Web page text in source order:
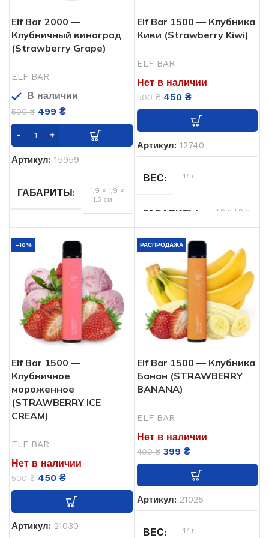
АКУМУЛЯТОР
USB ЗАРЯДКА
ТИП POD СИСТЕМЫ
ОБЬЕМ
ВКУСЫ Арбуз,Клубника
АКУМУЛЯТОР
USB ЗАРЯДКА
Elf Bar 2000 —
Клубничный виноград
(Strawberry Grape)
ELF BAR
В наличии
500₴ 499 ₴
Артикул: 15959
ГАБАРИТЫ
1,9 × 1,9 ×
11,5 см
Виноград,
Клубника
ЗАТЯЖЕК 2000
АКУМУЛЯТОР
1200
мАч
НИКОТИНА 5%
ОБЪЁМ ЖИДКОСТИ
6.5
мл
USB ЗАРЯДКА
ТИП POD СИСТЕМЫ Одноразовая
БРЕНД ELF BAR
Elf Bar 1500 — Клубника
Киви (Strawberry Kiwi)
ELF BAR
Нет в наличии
500₴ 450 ₴
Артикул: 12740
ВЕС 47 г
ГАБАРИТЫ
1,9 × 1,9 ×
ВКУСЫ Киви Клубника
ТИП POD СИСТЕМЫ
ЗАТЯЖЕК 1500
АКУМУЛЯТОР
850
мАч
ОБЪЁМ ЖИДКОСТИ
ELF BAR
USB ЗАРЯДКА
-10%
Elf Bar 1500 —
Клубничное
мороженное
(STRAWBERRY ICE
CREAM)
ELF BAR
Нет в наличии
500₴ 450 ₴
Артикул: 21030
РАСПРОДАЖА
Elf Bar 1500 — Клубника
Банан (STRAWBERRY
BANANA)
ELF BAR
Нет в наличии
400₴ 399 ₴
Артикул: 21025
ВЕС 47 г